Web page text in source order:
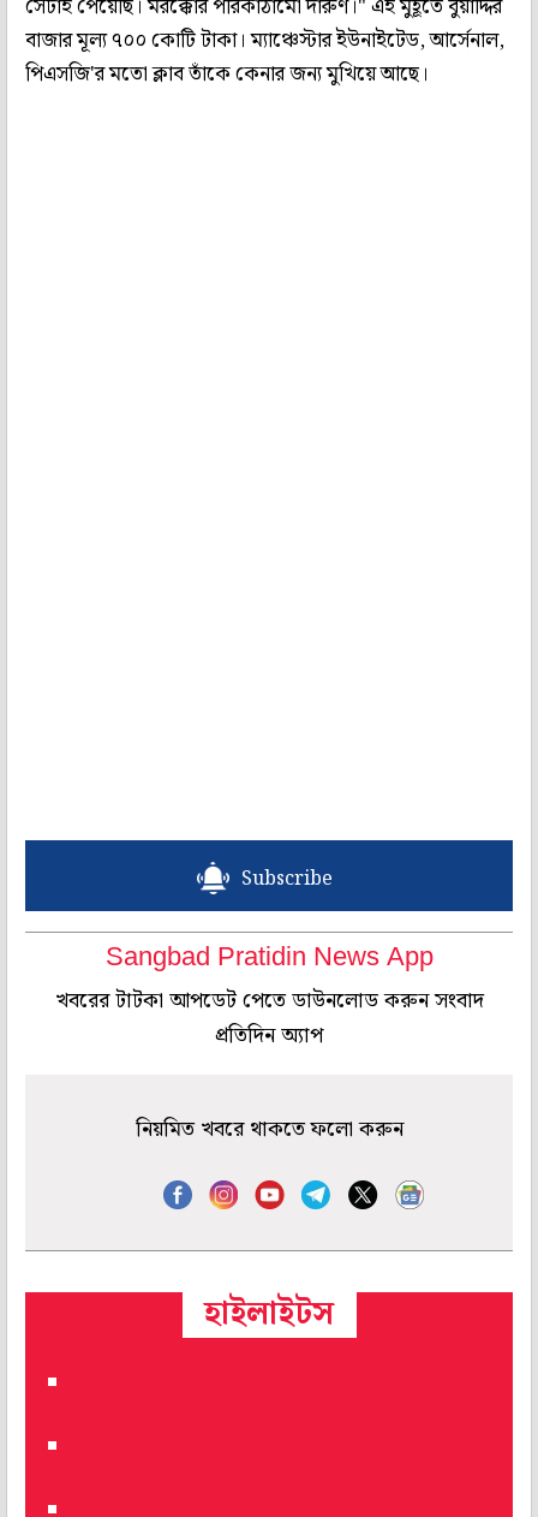
সেটাই পেয়েছি। মরক্কোর পরিকাঠামো দারুণ।" এই মুহূর্তে বুয়াদ্দির
বাজার মূল্য ৭০০ কোটি টাকা। ম্যাঞ্চেস্টার ইউনাইটেড, আর্সেনাল,
পিএসজি'র মতো ক্লাব তাঁকে কেনার জন্য মুখিয়ে আছে।
Subscribe
Sangbad Pratidin News App
খবরের টাটকা আপডেট পেতে ডাউনলোড করুন সংবাদ
প্রতিদিন অ্যাপ
নিয়মিত খবরে থাকতে ফলো করুন
হাইলাইটস